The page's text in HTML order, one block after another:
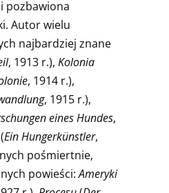
pozbawiona
Autor wielu
najbardziej znane
, 1913 r.), Kolonia
, 1914 r.),
, 1915 r.),
eines Hundes,
(Ein Hungerkünstler,
pośmiertnie,
powieści:Ameryki